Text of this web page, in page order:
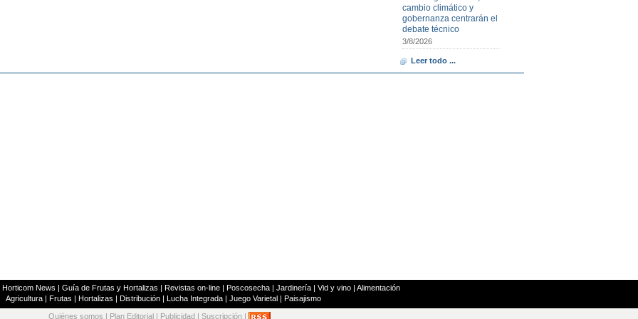
cambio climático y
gobernanza centrarán el
debate técnico
3/8/2026
Leer todo ...
Horticom News | Guía de Frutas y Hortalizas | Revistas on-line| Poscosecha| Jardinería| Vid y vino| Alimentación
Agricultura| Frutas | Hortalizas | Distribución| Lucha Integrada| Juego Varietal| Paisajismo
Quiénes somos Plan Editorial Publicidad Suscripción